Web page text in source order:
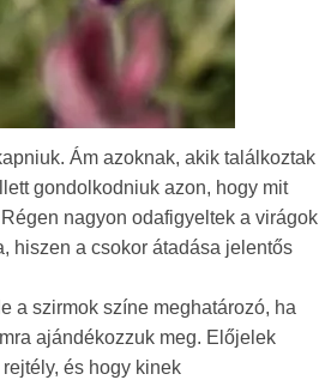
Ám azoknak, akik találkoztak
gondolkodniuk azon, hogy mit
nagyon odafigyeltek a virágok
hiszen a csokor átadása jelentős
a szirmok színe meghatározó, ha
ajándékozzuk meg. Előjelek
és hogy kinek